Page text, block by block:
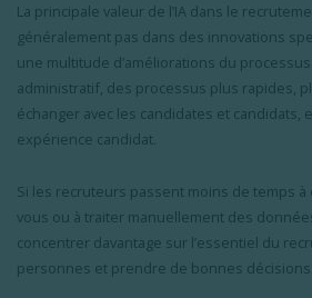
La principale valeur de l’IA dans le
généralement pas dans des innovations
une multitude d’améliorations du
administratif, des processus plus rapides,
échanger avec les candidates et candidats,
expérience candidat.
Si les recruteurs passent moins de temps
vous ou à traiter manuellement des
concentrer davantage sur l’essentiel du
personnes et prendre de bonnes décisions.